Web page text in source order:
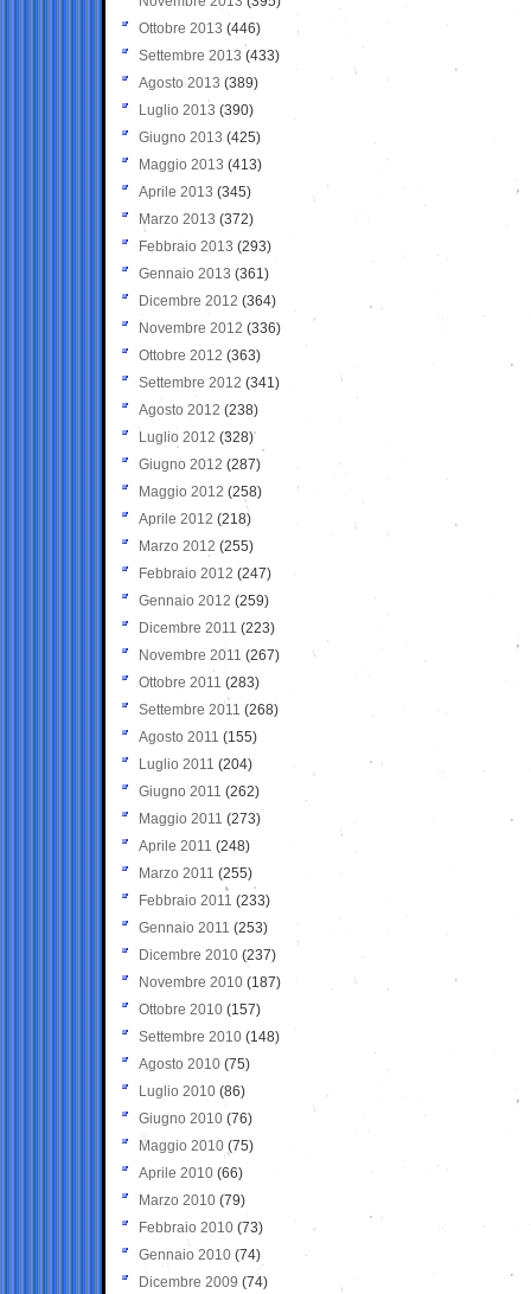
Ottobre 2013 (446)
Settembre 2013 (433)
Agosto 2013 (389)
Luglio 2013 (390)
Giugno 2013 (425)
Maggio 2013 (413)
Aprile 2013 (345)
Marzo 2013 (372)
Febbraio 2013 (293)
Gennaio 2013 (361)
Dicembre 2012 (364)
Novembre 2012 (336)
Ottobre 2012 (363)
Settembre 2012 (341)
Agosto 2012 (238)
Luglio 2012 (328)
Giugno 2012 (287)
Maggio 2012 (258)
Aprile 2012 (218)
Marzo 2012 (255)
Febbraio 2012 (247)
Gennaio 2012 (259)
Dicembre 2011 (223)
Novembre 2011 (267)
Ottobre 2011 (283)
Settembre 2011 (268)
Agosto 2011 (155)
Luglio 2011 (204)
Giugno 2011 (262)
Maggio 2011 (273)
Aprile 2011 (248)
Marzo 2011 (255)
Febbraio 2011 (233)
Gennaio 2011 (253)
Dicembre 2010 (237)
Novembre 2010 (187)
Ottobre 2010 (157)
Settembre 2010 (148)
Agosto 2010 (75)
Luglio 2010 (86)
Giugno 2010 (76)
Maggio 2010 (75)
Aprile 2010 (66)
Marzo 2010 (79)
Febbraio 2010 (73)
Gennaio 2010 (74)
Dicembre 2009 (74)